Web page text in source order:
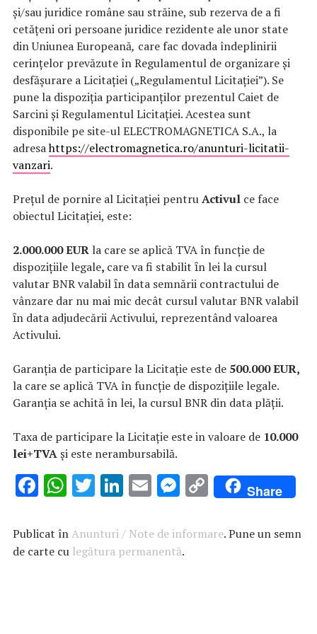
și/sau juridice române sau străine, sub rezerva de a fi
cetățeni ori persoane juridice rezidente ale unor state
din Uniunea Europeană, care fac dovada îndeplinirii
cerințelor prevăzute în Regulamentul de organizare și
desfășurare a Licitației („Regulamentul Licitației”). Se
pune la dispoziția participanților prezentul Caiet de
Sarcini și Regulamentul Licitației. Acestea sunt
disponibile pe site-ul ELECTROMAGNETICA S.A., la
adresahttps://electromagnetica.ro/anunturi-licitatii-
vanzari.
Prețul de pornire al Licitației pentru Activul ce face
obiectul Licitației, este:
2.000.000 EUR la care se aplică TVA în funcție de
dispozițiile legale, care va fi stabilit ȋn lei la cursul
valutar BNR valabil ȋn data semnării contractului de
vânzare dar nu mai mic decât cursul valutar BNR valabil
ȋn data adjudecării Activului, reprezentând valoarea
Activului.
Garanția de participare la Licitație este de 500.000 EUR,
la care se aplică TVA în funcție de dispozițiile legale.
Garanția se achită în lei, la cursul BNR din data plății.
Taxa de participare la Licitație este in valoare de 10.000
lei+TVA și este nerambursabilă.
F
e
b
W
at
s
T
it
te
Li
k
e
E
ai
l
M
se
n
C
o
p
Share
Publicat înAnunturi / Note de informare. Pune un semn
de carte cu legătura permanentă.